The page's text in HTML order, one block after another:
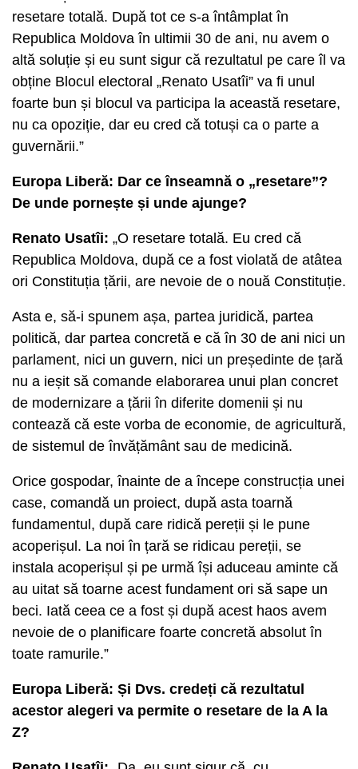
resetare totală. După tot ce s-a întâmplat în
Republica Moldova în ultimii 30 de ani, nu avem o
altă soluție și eu sunt sigur că rezultatul pe care îl va
obține Blocul electoral „Renato Usatîi” va fi unul
foarte bun și blocul va participa la această resetare,
nu ca opoziție, dar eu cred că totuși ca o parte a
guvernării.”
Europa Liberă: Dar ce înseamnă o „resetare”?
De unde pornește și unde ajunge?
Renato Usatîi: „O resetare totală. Eu cred că
Republica Moldova, după ce a fost violată de atâtea
ori Constituția țării, are nevoie de o nouă Constituție.
Asta e, să-i spunem așa, partea juridică, partea
politică, dar partea concretă e că în 30 de ani nici un
parlament, nici un guvern, nici un președinte de țară
nu a ieșit să comande elaborarea unui plan concret
de modernizare a țării în diferite domenii și nu
contează că este vorba de economie, de agricultură,
de sistemul de învățământ sau de medicină.
Orice gospodar, înainte de a începe construcția unei
case, comandă un proiect, după asta toarnă
fundamentul, după care ridică pereții și le pune
acoperișul. La noi în țară se ridicau pereții, se
instala acoperișul și pe urmă își aduceau aminte că
au uitat să toarne acest fundament ori să sape un
beci. Iată ceea ce a fost și după acest haos avem
nevoie de o planificare foarte concretă absolut în
toate ramurile.”
Europa Liberă: Și Dvs. credeți că rezultatul
acestor alegeri va permite o resetare de la A la
Z?